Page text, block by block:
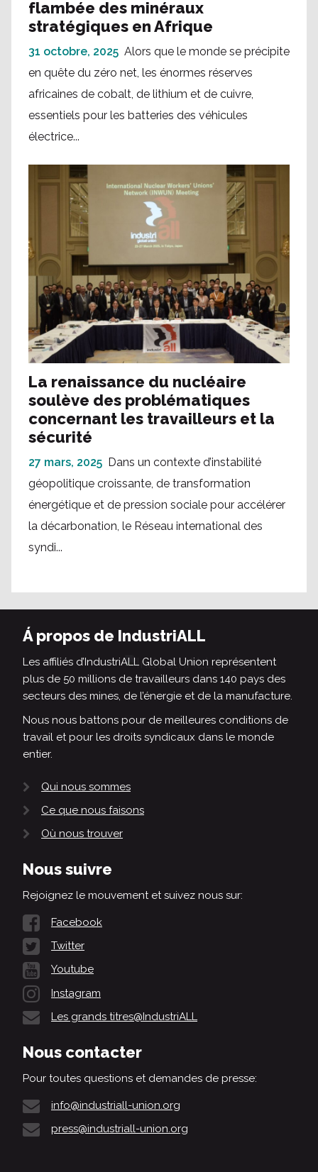
flambée des minéraux
stratégiques en Afrique
31 octobre, 2025 Alors que le monde se précipite
en quête du zéro net, les énormes réserves
africaines de cobalt, de lithium et de cuivre,
essentiels pour les batteries des véhicules
électrice...
La renaissance du nucléaire
soulève des problématiques
concernant les travailleurs et la
sécurité
27 mars, 2025 Dans un contexte d’instabilité
géopolitique croissante, de transformation
énergétique et de pression sociale pour accélérer
la décarbonation, le Réseau international des
syndi...
Á propos de IndustriALL
Les affiliés d’IndustriALL Global Union représentent
plus de 50 millions de travailleurs dans 140 pays des
secteurs des mines, de l’énergie et de la manufacture.
Nous nous battons pour de meilleures conditions de
travail et pour les droits syndicaux dans le monde
entier.
Qui nous sommes
Ce que nous faisons
Où nous trouver
Nous suivre
Rejoignez le mouvement et suivez nous sur:
Facebook
Twitter
Youtube
Instagram
Les grands titres@IndustriALL
Nous contacter
Pour toutes questions et demandes de presse:
info@industriall-union.org
press@industriall-union.org